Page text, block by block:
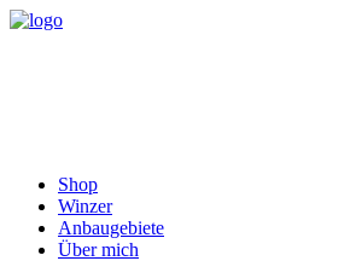
Shop
Winzer
Anbaugebiete
Über mich